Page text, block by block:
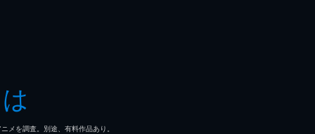
を調査。別途、有料作品あり。